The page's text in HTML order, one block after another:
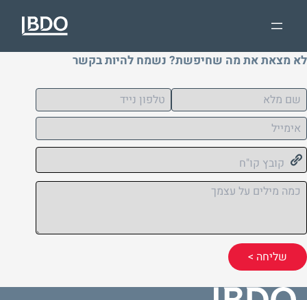
לא מצאת את מה שחיפשת? נשמח להיות בקשר
קובץ קו"ח
שליחה >